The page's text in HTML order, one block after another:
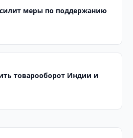
меры по поддержанию
товарооборот Индии и